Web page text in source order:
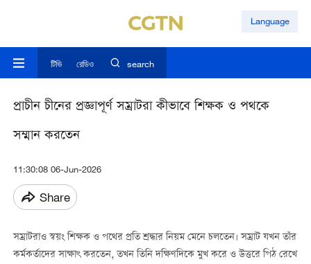
Language
টিভি রেডিও search
প্রাচীন চীনের প্রজ্ঞাপূর্ণ সম্রাটরা কীভাবে শিক্ষক ও পথকে
সম্মান করতেন
11:30:08 06-Jun-2026
Share
সম্রাটরাও স্বয়ং শিক্ষক ও পথের প্রতি শ্রদ্ধার নিয়ম মেনে চলতেন। সম্রাট যখন তাঁর
কর্মকর্তাদের সাক্ষাৎ করতেন, তখন তিনি দক্ষিণদিকে মুখ করে ও উত্তরে পিঠ রেখে